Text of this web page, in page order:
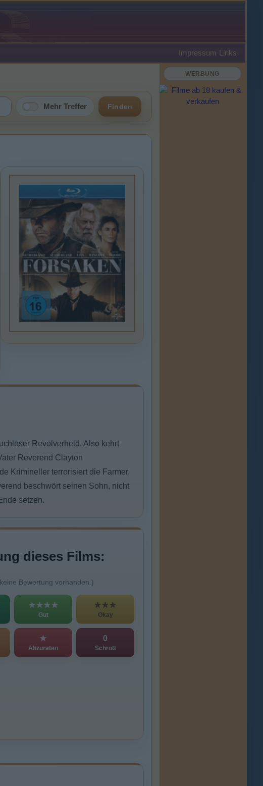
Impressum ·Links·
Mehr Treffer Finden
Revolverheld. Also kehrt
Reverend Clayton
Krimineller terrorisiert die Farmer,
beschwört seinen Sohn, nicht
setzen.
dieses Films:
Bewertung vorhanden.)
★★★★
Gut
★★★
Okay
★
Abzuraten
0
Schrott
WERBUNG